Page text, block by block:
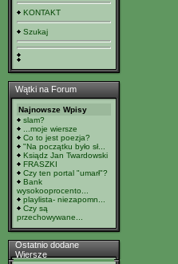
KONTAKT
Szukaj
Wątki na Forum
Najnowsze Wpisy
slam?
...moje wiersze
Co to jest poezja?
"Na początku było sł...
Ksiądz Jan Twardowski
FRASZKI
Czy ten portal "umarł"?
Bank
wysokooprocento...
playlista- niezapomn...
Czy są
przechowywane...
Ostatnio dodane
Wiersze